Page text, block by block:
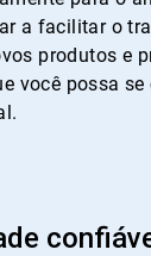
a facilitar o
produtos e
você possa se